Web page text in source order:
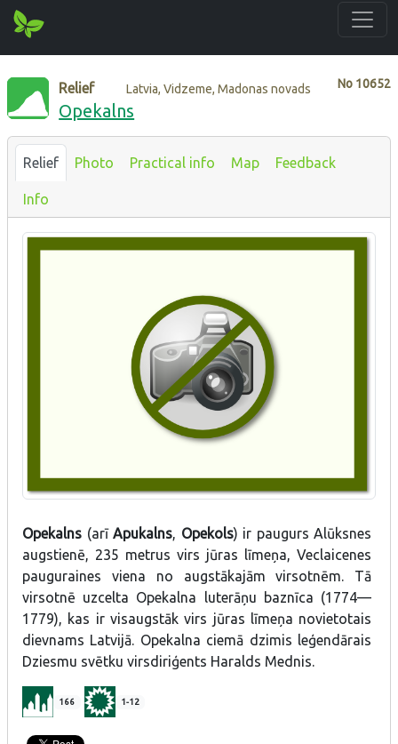
No 10652
Relief Latvia, Vidzeme, Madonas novads
Opekalns
Relief Photo Practical info Map Feedback
Info
Opekalns (arīApukalns, Opekols) ir paugurs Alūksnes
augstienē, 235 metrus virs jūras līmeņa, Veclaicenes
pauguraines viena no augstākajām virsotnēm. Tā
virsotnē uzcelta Opekalna luterāņu baznīca (1774—
1779), kas ir visaugstāk virs jūras līmeņa novietotais
dievnams Latvijā. Opekalna ciemā dzimis leģendārais
Dziesmu svētku virsdiriģents Haralds Mednis.
166 1-12